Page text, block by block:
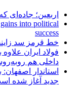
اربعین؛ جاده‌ای
into political
success
خط قرمز سد زاینده‌رود، ۲۳۶
فولاد ایران
داخلی هم
استاندار
جدید آغاز شده